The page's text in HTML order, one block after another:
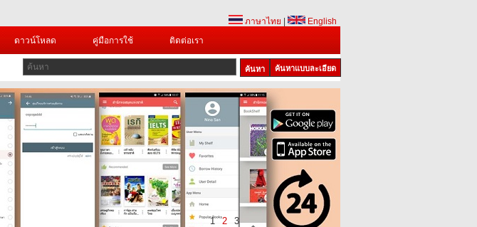
ภาษาไทย
English
ดาวน์โหลด คู่มือการใช้ ติดต่อเรา
ค้นหาแบบละเอียด
1 2 3